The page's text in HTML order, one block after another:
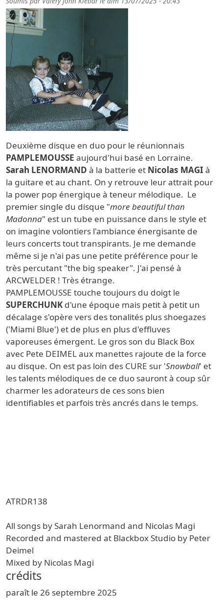
Deuxième disque en duo pour le réunionnais
PAMPLEMOUSSE aujourd'hui basé en Lorraine.
Sarah LENORMAND à la batterie et Nicolas MAGI à
la guitare et au chant. On y retrouve leur attrait pour
la power pop énergique à teneur mélodique. Le
premier single du disque "more beautiful than
Madonna" est un tube en puissance dans le style et
on imagine volontiers l'ambiance énergisante de
leurs concerts tout transpirants. Je me demande
même si je n'ai pas une petite préférence pour le
très percutant "the big speaker". J'ai pensé à
ARCWELDER ! Très étrange.
PAMPLEMOUSSE touche toujours du doigt le
SUPERCHUNK d'une époque mais petit à petit un
décalage s'opère vers des tonalités plus shoegazes
('Miami Blue') et de plus en plus d'effluves
vaporeuses émergent. Le gros son du Black Box
avec Pete DEIMEL aux manettes rajoute de la force
au disque. On est pas loin des CURE sur 'Snowball' et
les talents mélodiques de ce duo sauront à coup sûr
charmer les adorateurs de ces sons bien
identifiables et parfois très ancrés dans le temps.
ATRDR138
All songs by Sarah Lenormand and Nicolas Magi
Recorded and mastered at Blackbox Studio by Peter
Deimel
Mixed by Nicolas Magi
crédits
paraît le 26 septembre 2025